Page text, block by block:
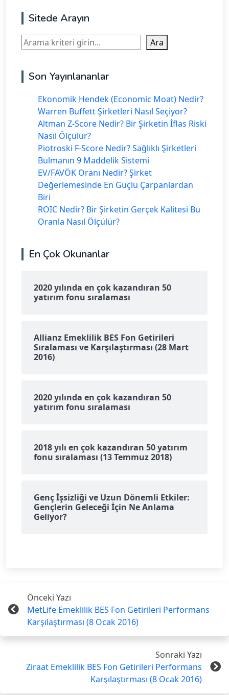
Sitede Arayın
Ara Ara
Son Yayınlananlar
Ekonomik Hendek (Economic Moat) Nedir?
Warren Buffett Şirketleri Nasıl Seçiyor?
Altman Z-Score Nedir? Bir Şirketin İflas Riski
Nasıl Ölçülür?
Piotroski F-Score Nedir? Sağlıklı Şirketleri
Bulmanın 9 Maddelik Sistemi
EV/FAVÖK Oranı Nedir? Şirket
Değerlemesinde En Güçlü Çarpanlardan
Biri
ROIC Nedir? Bir Şirketin Gerçek Kalitesi Bu
Oranla Nasıl Ölçülür?
En Çok Okunanlar
2020 yılında en çok kazandıran 50
yatırım fonu sıralaması
Allianz Emeklilik BES Fon Getirileri
Sıralaması ve Karşılaştırması (28 Mart
2016)
2020 yılında en çok kazandıran 50
yatırım fonu sıralaması
2018 yılı en çok kazandıran 50 yatırım
fonu sıralaması (13 Temmuz 2018)
Genç İşsizliği ve Uzun Dönemli Etkiler:
Gençlerin Geleceği İçin Ne Anlama
Geliyor?
Önceki Yazı
MetLife Emeklilik BES Fon Getirileri Performans
Karşılaştırması (8 Ocak 2016)
Sonraki Yazı
Ziraat Emeklilik BES Fon Getirileri Performans
Karşılaştırması (8 Ocak 2016)